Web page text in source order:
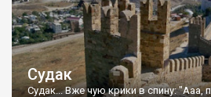
Судак
Судак... Вже чую крики в спину: "Ааа,